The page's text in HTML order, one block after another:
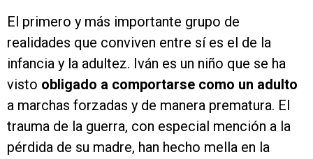
El primero y más importante grupo de
realidades que conviven entre sí es el de la
infancia y la adultez. Iván es un niño que se ha
visto obligado a comportarse como un adulto
a marchas forzadas y de manera prematura. El
trauma de la guerra, con especial mención a la
pérdida de su madre, han hecho mella en la